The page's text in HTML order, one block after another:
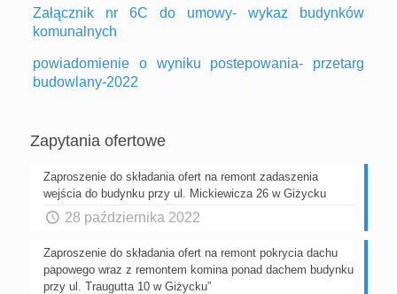
Załącznik nr 6C do umowy- wykaz budynków
komunalnych
powiadomienie o wyniku postepowania- przetarg
budowlany-2022
Zapytania ofertowe
Zaproszenie do składania ofert na remont zadaszenia
wejścia do budynku przy ul. Mickiewicza 26 w Giżycku
28 października 2022
Zaproszenie do składania ofert na remont pokrycia dachu
papowego wraz z remontem komina ponad dachem budynku
przy ul. Traugutta 10 w Giżycku”